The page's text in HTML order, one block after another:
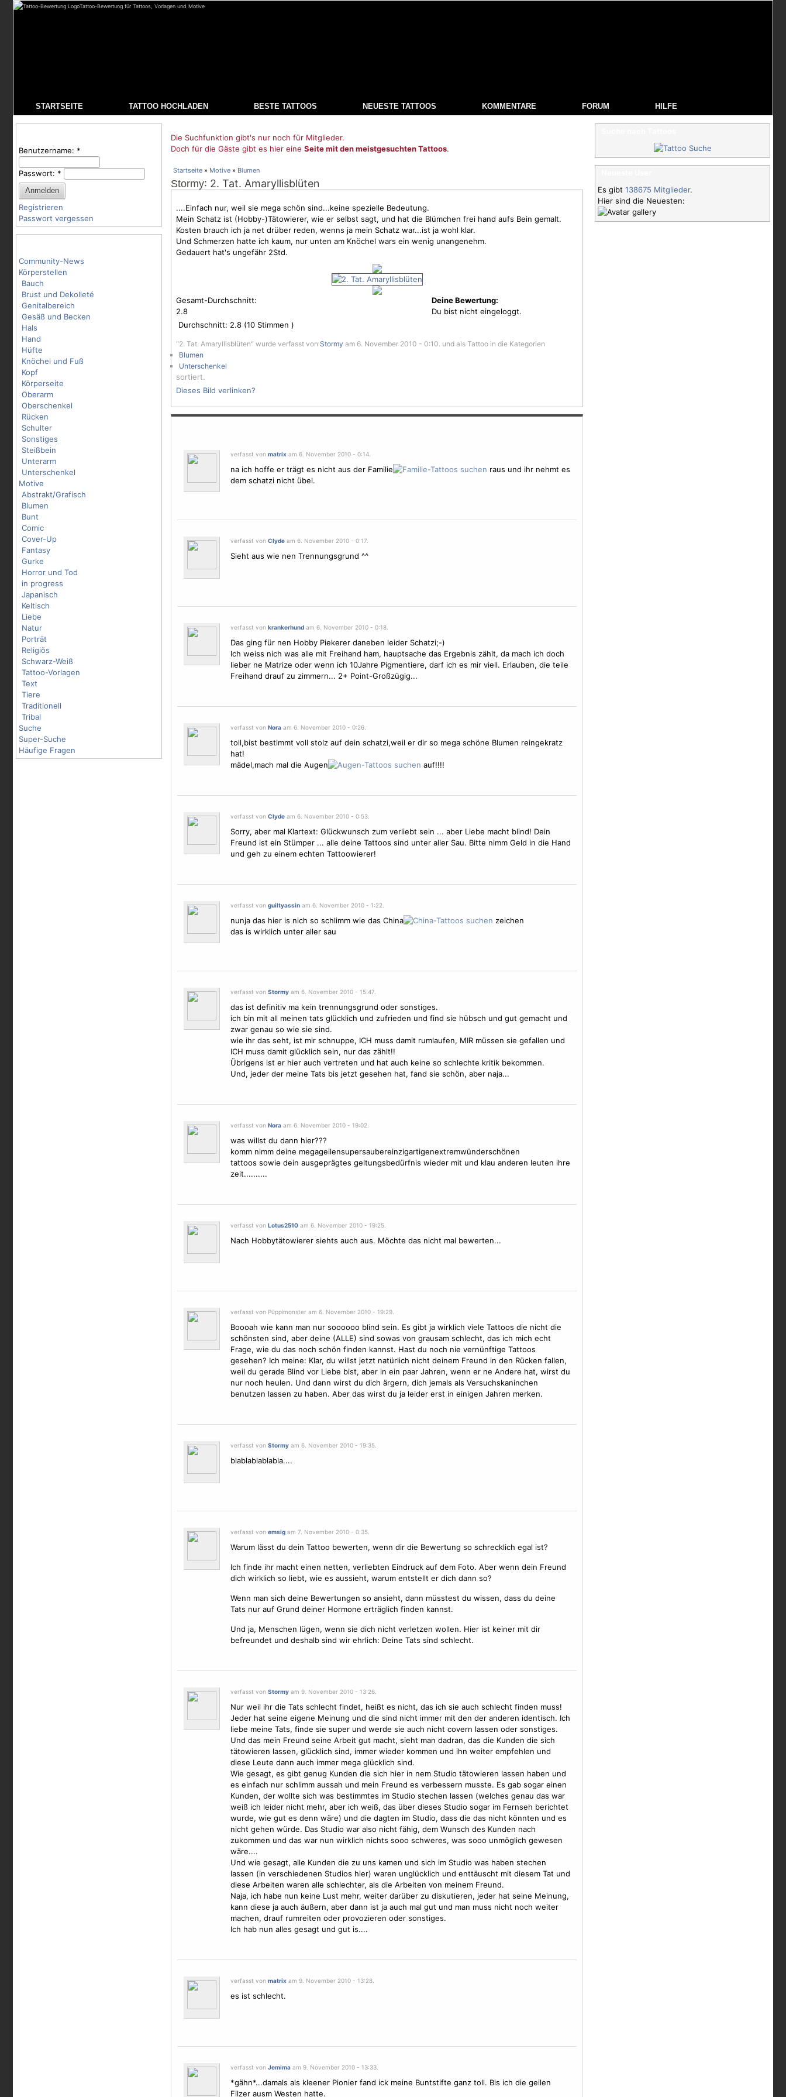
Tattoo-Bewertung für Tattoos, Vorlagen und Motive
STARTSEITE TATTOO HOCHLADEN BESTE TATTOOS NEUESTE TATTOOS KOMMENTARE FORUM HILFE
Benutzername: *
Passwort: *
Registrieren
Passwort vergessen
Community-News
Körperstellen
Bauch
Brust und Dekolleté
Genitalbereich
Gesäß und Becken
Hals
Hand
Hüfte
Knöchel und Fuß
Kopf
Körperseite
Oberarm
Oberschenkel
Rücken
Schulter
Sonstiges
Steißbein
Unterarm
Unterschenkel
Motive
Abstrakt/Grafisch
Blumen
Bunt
Comic
Cover-Up
Fantasy
Gurke
Horror und Tod
in progress
Japanisch
Keltisch
Liebe
Natur
Porträt
Religiös
Schwarz-Weiß
Tattoo-Vorlagen
Text
Tiere
Traditionell
Tribal
Suche
Super-Suche
Häufige Fragen
Die Suchfunktion gibt's nur noch für Mitglieder.
Doch für die Gäste gibt es hier eine Seite mit den meistgesuchten Tattoos.
Startseite » Motive » Blumen
Stormy: 2. Tat. Amaryllisblüten
....Einfach nur, weil sie mega schön sind...keine spezielle Bedeutung.
Mein Schatz ist (Hobby-)Tätowierer, wie er selbst sagt, und hat die Blümchen frei hand aufs Bein gemalt.
Kosten brauch ich ja net drüber reden, wenns ja mein Schatz war...ist ja wohl klar.
Und Schmerzen hatte ich kaum, nur unten am Knöchel wars ein wenig unangenehm.
Gedauert hat's ungefähr 2Std.
Gesamt-Durchschnitt:
2.8
Durchschnitt: 2.8 (10 Stimmen )
Deine Bewertung:
Du bist nicht eingeloggt.
"2. Tat. Amaryllisblüten" wurde verfasst von Stormy am 6. November 2010 - 0:10. und als Tattoo in die Kategorien
Blumen
Unterschenkel
sortiert.
Dieses Bild verlinken?
verfasst von matrixam 6. November 2010 - 0:14.
na ich hoffe er trägt es nicht aus der Familie
raus und ihr nehmt es
dem schatzi nicht übel.
verfasst von Clydeam 6. November 2010 - 0:17.
Sieht aus wie nen Trennungsgrund ^^
verfasst von krankerhundam 6. November 2010 - 0:18.
Das ging für nen Hobby Piekerer daneben leider Schatzi;-)
Ich weiss nich was alle mit Freihand ham, hauptsache das Ergebnis zählt, da mach ich doch
lieber ne Matrize oder wenn ich 10Jahre Pigmentiere, darf ich es mir viell. Erlauben, die teile
Freihand drauf zu zimmern... 2+ Point-Großzügig...
verfasst von Noraam 6. November 2010 - 0:26.
toll,bist bestimmt voll stolz auf dein schatzi,weil er dir so mega schöne Blumen reingekratz
hat!
mädel,mach mal die Augen
auf!!!!
verfasst von Clydeam 6. November 2010 - 0:53.
Sorry, aber mal Klartext: Glückwunsch zum verliebt sein ... aber Liebe macht blind! Dein
Freund ist ein Stümper ... alle deine Tattoos sind unter aller Sau. Bitte nimm Geld in die Hand
und geh zu einem echten Tattoowierer!
verfasst von guiltyassinam 6. November 2010 - 1:22.
nunja das hier is nich so schlimm wie das China
zeichen
das is wirklich unter aller sau
verfasst von Stormyam 6. November 2010 - 15:47.
das ist definitiv ma kein trennungsgrund oder sonstiges.
ich bin mit all meinen tats glücklich und zufrieden und find sie hübsch und gut gemacht und
zwar genau so wie sie sind.
wie ihr das seht, ist mir schnuppe, ICH muss damit rumlaufen, MIR müssen sie gefallen und
ICH muss damit glücklich sein, nur das zählt!!
Übrigens ist er hier auch vertreten und hat auch keine so schlechte kritik bekommen.
Und, jeder der meine Tats bis jetzt gesehen hat, fand sie schön, aber naja...
verfasst von Noraam 6. November 2010 - 19:02.
was willst du dann hier???
komm nimm deine megageilensupersaubereinzigartigenextremwünderschönen
tattoos sowie dein ausgeprägtes geltungsbedürfnis wieder mit und klau anderen leuten ihre
zeit..........
verfasst von Lotus2510am 6. November 2010 - 19:25.
Nach Hobbytätowierer siehts auch aus. Möchte das nicht mal bewerten...
verfasst von Püppimonster am 6. November 2010 - 19:29.
Boooah wie kann man nur soooooo blind sein. Es gibt ja wirklich viele Tattoos die nicht die
schönsten sind, aber deine (ALLE) sind sowas von grausam schlecht, das ich mich echt
Frage, wie du das noch schön finden kannst. Hast du noch nie vernünftige Tattoos
gesehen? Ich meine: Klar, du willst jetzt natürlich nicht deinem Freund in den Rücken fallen,
weil du gerade Blind vor Liebe bist, aber in ein paar Jahren, wenn er ne Andere hat, wirst du
nur noch heulen. Und dann wirst du dich ärgern, dich jemals als Versuchskaninchen
benutzen lassen zu haben. Aber das wirst du ja leider erst in einigen Jahren merken.
verfasst von Stormyam 6. November 2010 - 19:35.
blablablablabla....
verfasst von emsigam 7. November 2010 - 0:35.
Warum lässt du dein Tattoo bewerten, wenn dir die Bewertung so schrecklich egal ist?
Ich finde ihr macht einen netten, verliebten Eindruck auf dem Foto. Aber wenn dein Freund
dich wirklich so liebt, wie es aussieht, warum entstellt er dich dann so?
Wenn man sich deine Bewertungen so ansieht, dann müsstest du wissen, dass du deine
Tats nur auf Grund deiner Hormone erträglich finden kannst.
Und ja, Menschen lügen, wenn sie dich nicht verletzen wollen. Hier ist keiner mit dir
befreundet und deshalb sind wir ehrlich: Deine Tats sind schlecht.
verfasst von Stormyam 9. November 2010 - 13:26.
Nur weil ihr die Tats schlecht findet, heißt es nicht, das ich sie auch schlecht finden muss!
Jeder hat seine eigene Meinung und die sind nicht immer mit den der anderen identisch. Ich
liebe meine Tats, finde sie super und werde sie auch nicht covern lassen oder sonstiges.
Und das mein Freund seine Arbeit gut macht, sieht man dadran, das die Kunden die sich
tätowieren lassen, glücklich sind, immer wieder kommen und ihn weiter empfehlen und
diese Leute dann auch immer mega glücklich sind.
Wie gesagt, es gibt genug Kunden die sich hier in nem Studio tätowieren lassen haben und
es einfach nur schlimm aussah und mein Freund es verbessern musste. Es gab sogar einen
Kunden, der wollte sich was bestimmtes im Studio stechen lassen (welches genau das war
weiß ich leider nicht mehr, aber ich weiß, das über dieses Studio sogar im Fernseh berichtet
wurde, wie gut es denn wäre) und die dagten im Studio, dass die das nicht könnten und es
nicht gehen würde. Das Studio war also nicht fähig, dem Wunsch des Kunden nach
zukommen und das war nun wirklich nichts sooo schweres, was sooo unmöglich gewesen
wäre....
Und wie gesagt, alle Kunden die zu uns kamen und sich im Studio was haben stechen
lassen (in verschiedenen Studios hier) waren unglücklich und enttäuscht mit diesem Tat und
diese Arbeiten waren alle schlechter, als die Arbeiten von meinem Freund.
Naja, ich habe nun keine Lust mehr, weiter darüber zu diskutieren, jeder hat seine Meinung,
kann diese ja auch äußern, aber dann ist ja auch mal gut und man muss nicht noch weiter
machen, drauf rumreiten oder provozieren oder sonstiges.
Ich hab nun alles gesagt und gut is....
verfasst von matrixam 9. November 2010 - 13:28.
es ist schlecht.
verfasst von Jemimaam 9. November 2010 - 13:33.
*gähn*...damals als kleener Pionier fand ick meine Buntstifte ganz toll. Bis ich die geilen
Filzer ausm Westen hatte.
Es gibt 138675 Mitglieder.
Hier sind die Neuesten: